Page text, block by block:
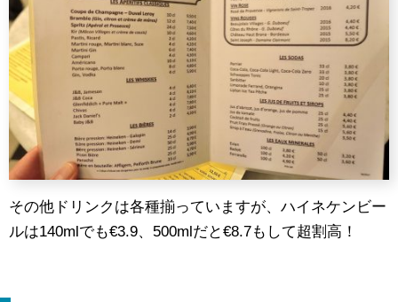
その他ドリンクは各種揃っていますが、ハイネケンビー
ルは140mlでも€3.9、500mlだと€8.7もして超割高！